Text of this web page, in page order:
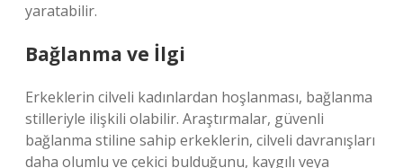
yaratabilir.
Bağlanma ve İlgi
Erkeklerin cilveli kadınlardan hoşlanması, bağlanma
stilleriyle ilişkili olabilir. Araştırmalar, güvenli
bağlanma stiline sahip erkeklerin, cilveli davranışları
daha olumlu ve çekici bulduğunu, kaygılı veya